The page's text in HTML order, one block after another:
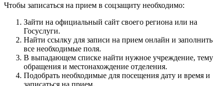
Чтобы записаться на прием в соцзащиту необходимо:
Зайти на официальный сайт своего региона или на
Госуслуги.
Найти ссылку для записи на прием онлайн и заполнить
все необходимые поля.
В выпадающем списке найти нужное учреждение, тему
обращения и местонахождение отделения.
Подобрать необходимые для посещения дату и время и
записаться на прием.